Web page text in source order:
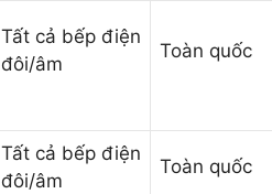
Tất cả bếp điện
đôi/âm
Toàn quốc
Tất cả bếp điện
đôi/âm
Toàn quốc